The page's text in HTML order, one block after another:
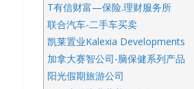
T有信财富—保险.理财服务所
联合汽车-二手车买卖
凯莱置业Kalexia Developments
加拿大赛智公司-脑保健系列产品
阳光假期旅游公司